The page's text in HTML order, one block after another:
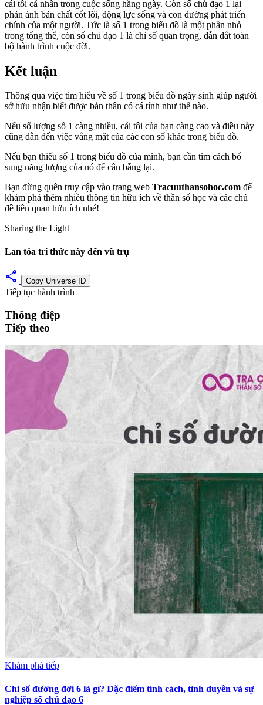
cái tôi cá nhân trong cuộc sống hằng ngày. Còn số chủ đạo 1 lại
phản ánh bản chất cốt lõi, động lực sống và con đường phát triển
chính của một người. Tức là số 1 trong biểu đồ là một phần nhỏ
trong tổng thể, còn số chủ đạo 1 là chỉ số quan trọng, dẫn dắt toàn
bộ hành trình cuộc đời.
Kết luận
Thông qua việc tìm hiểu về số 1 trong biểu đồ ngày sinh giúp người
sở hữu nhận biết được bản thân có cá tính như thế nào.
Nếu số lượng số 1 càng nhiều, cái tôi của bạn càng cao và điều này
cũng dẫn đến việc vắng mặt của các con số khác trong biểu đồ.
Nếu bạn thiếu số 1 trong biểu đồ của mình, bạn cần tìm cách bổ
sung năng lượng của nó để cân bằng lại.
Bạn đừng quên truy cập vào trang web Tracuuthansohoc.com để
khám phá thêm nhiều thông tin hữu ích về thần số học và các chủ
đề liên quan hữu ích nhé!
Sharing the Light
Lan tỏa tri thức này đến vũ trụ
share Copy Universe ID
Tiếp tục hành trình
Thông điệp
Tiếp theo
Khám phá tiếp
Chỉ số đường đời 6 là gì? Đặc điểm tính cách, tình duyên và sự
nghiệp số chủ đạo 6